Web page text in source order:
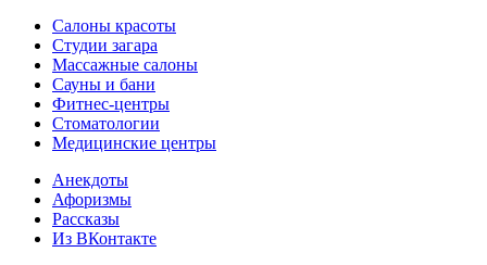
Салоны красоты
Студии загара
Массажные салоны
Сауны и бани
Фитнес-центры
Стоматологии
Медицинские центры
Анекдоты
Афоризмы
Рассказы
Из ВКонтакте